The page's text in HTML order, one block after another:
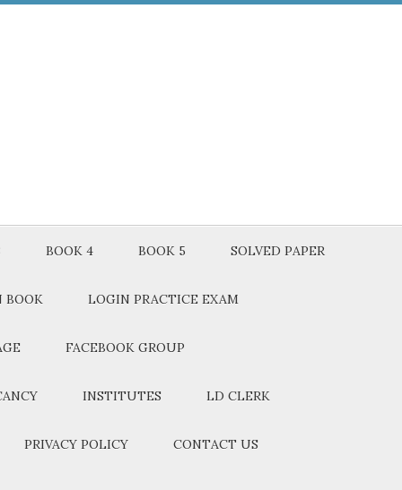
BOOK 4 BOOK 5 SOLVED PAPER
BOOK LOGIN PRACTICE EXAM
FACEBOOK GROUP
INSTITUTES LD CLERK
PRIVACY POLICY CONTACT US